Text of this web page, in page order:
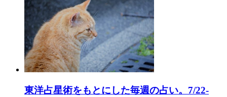
東洋占星術をもとにした毎週の占い。7/22-